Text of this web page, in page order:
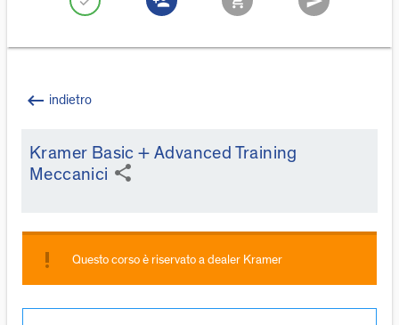
keyboard_backspace indietro
Kramer Basic + Advanced Training
Meccanici share
priority_high Questo corso è riservato a dealer Kramer